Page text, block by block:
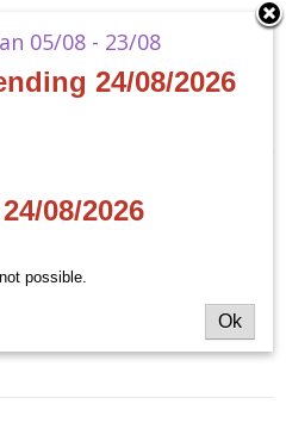
Special
- Harri
05/08 - 23/08
24/08/2026
08/2026
possible.
Ok